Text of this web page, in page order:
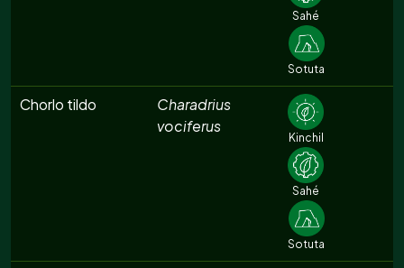
Sahé
Sotuta
Chorlo tildo
Charadrius
vociferus
Kinchil
Sahé
Sotuta